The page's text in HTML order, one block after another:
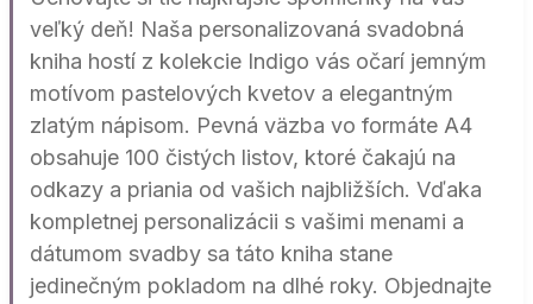
veľký deň! Naša personalizovaná svadobná
kniha hostí z kolekcie Indigo vás očarí jemným
motívom pastelových kvetov a elegantným
zlatým nápisom. Pevná väzba vo formáte A4
obsahuje 100 čistých listov, ktoré čakajú na
odkazy a priania od vašich najbližších. Vďaka
kompletnej personalizácii s vašimi menami a
dátumom svadby sa táto kniha stane
jedinečným pokladom na dlhé roky. Objednajte